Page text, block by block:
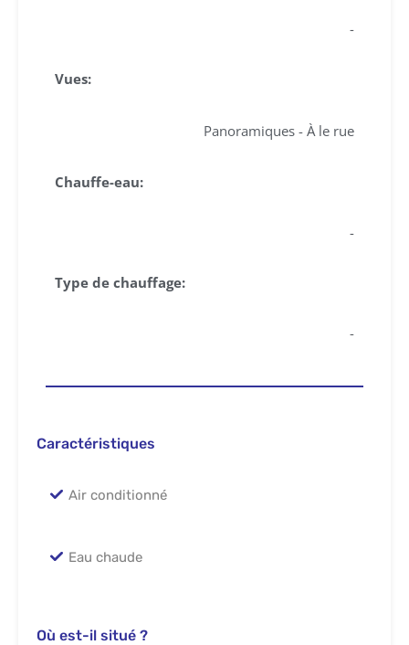
-
Vues:
Panoramiques - À le rue
Chauffe-eau:
-
Type de chauffage:
-
Caractéristiques
Air conditionné
Eau chaude
Où est-il situé ?